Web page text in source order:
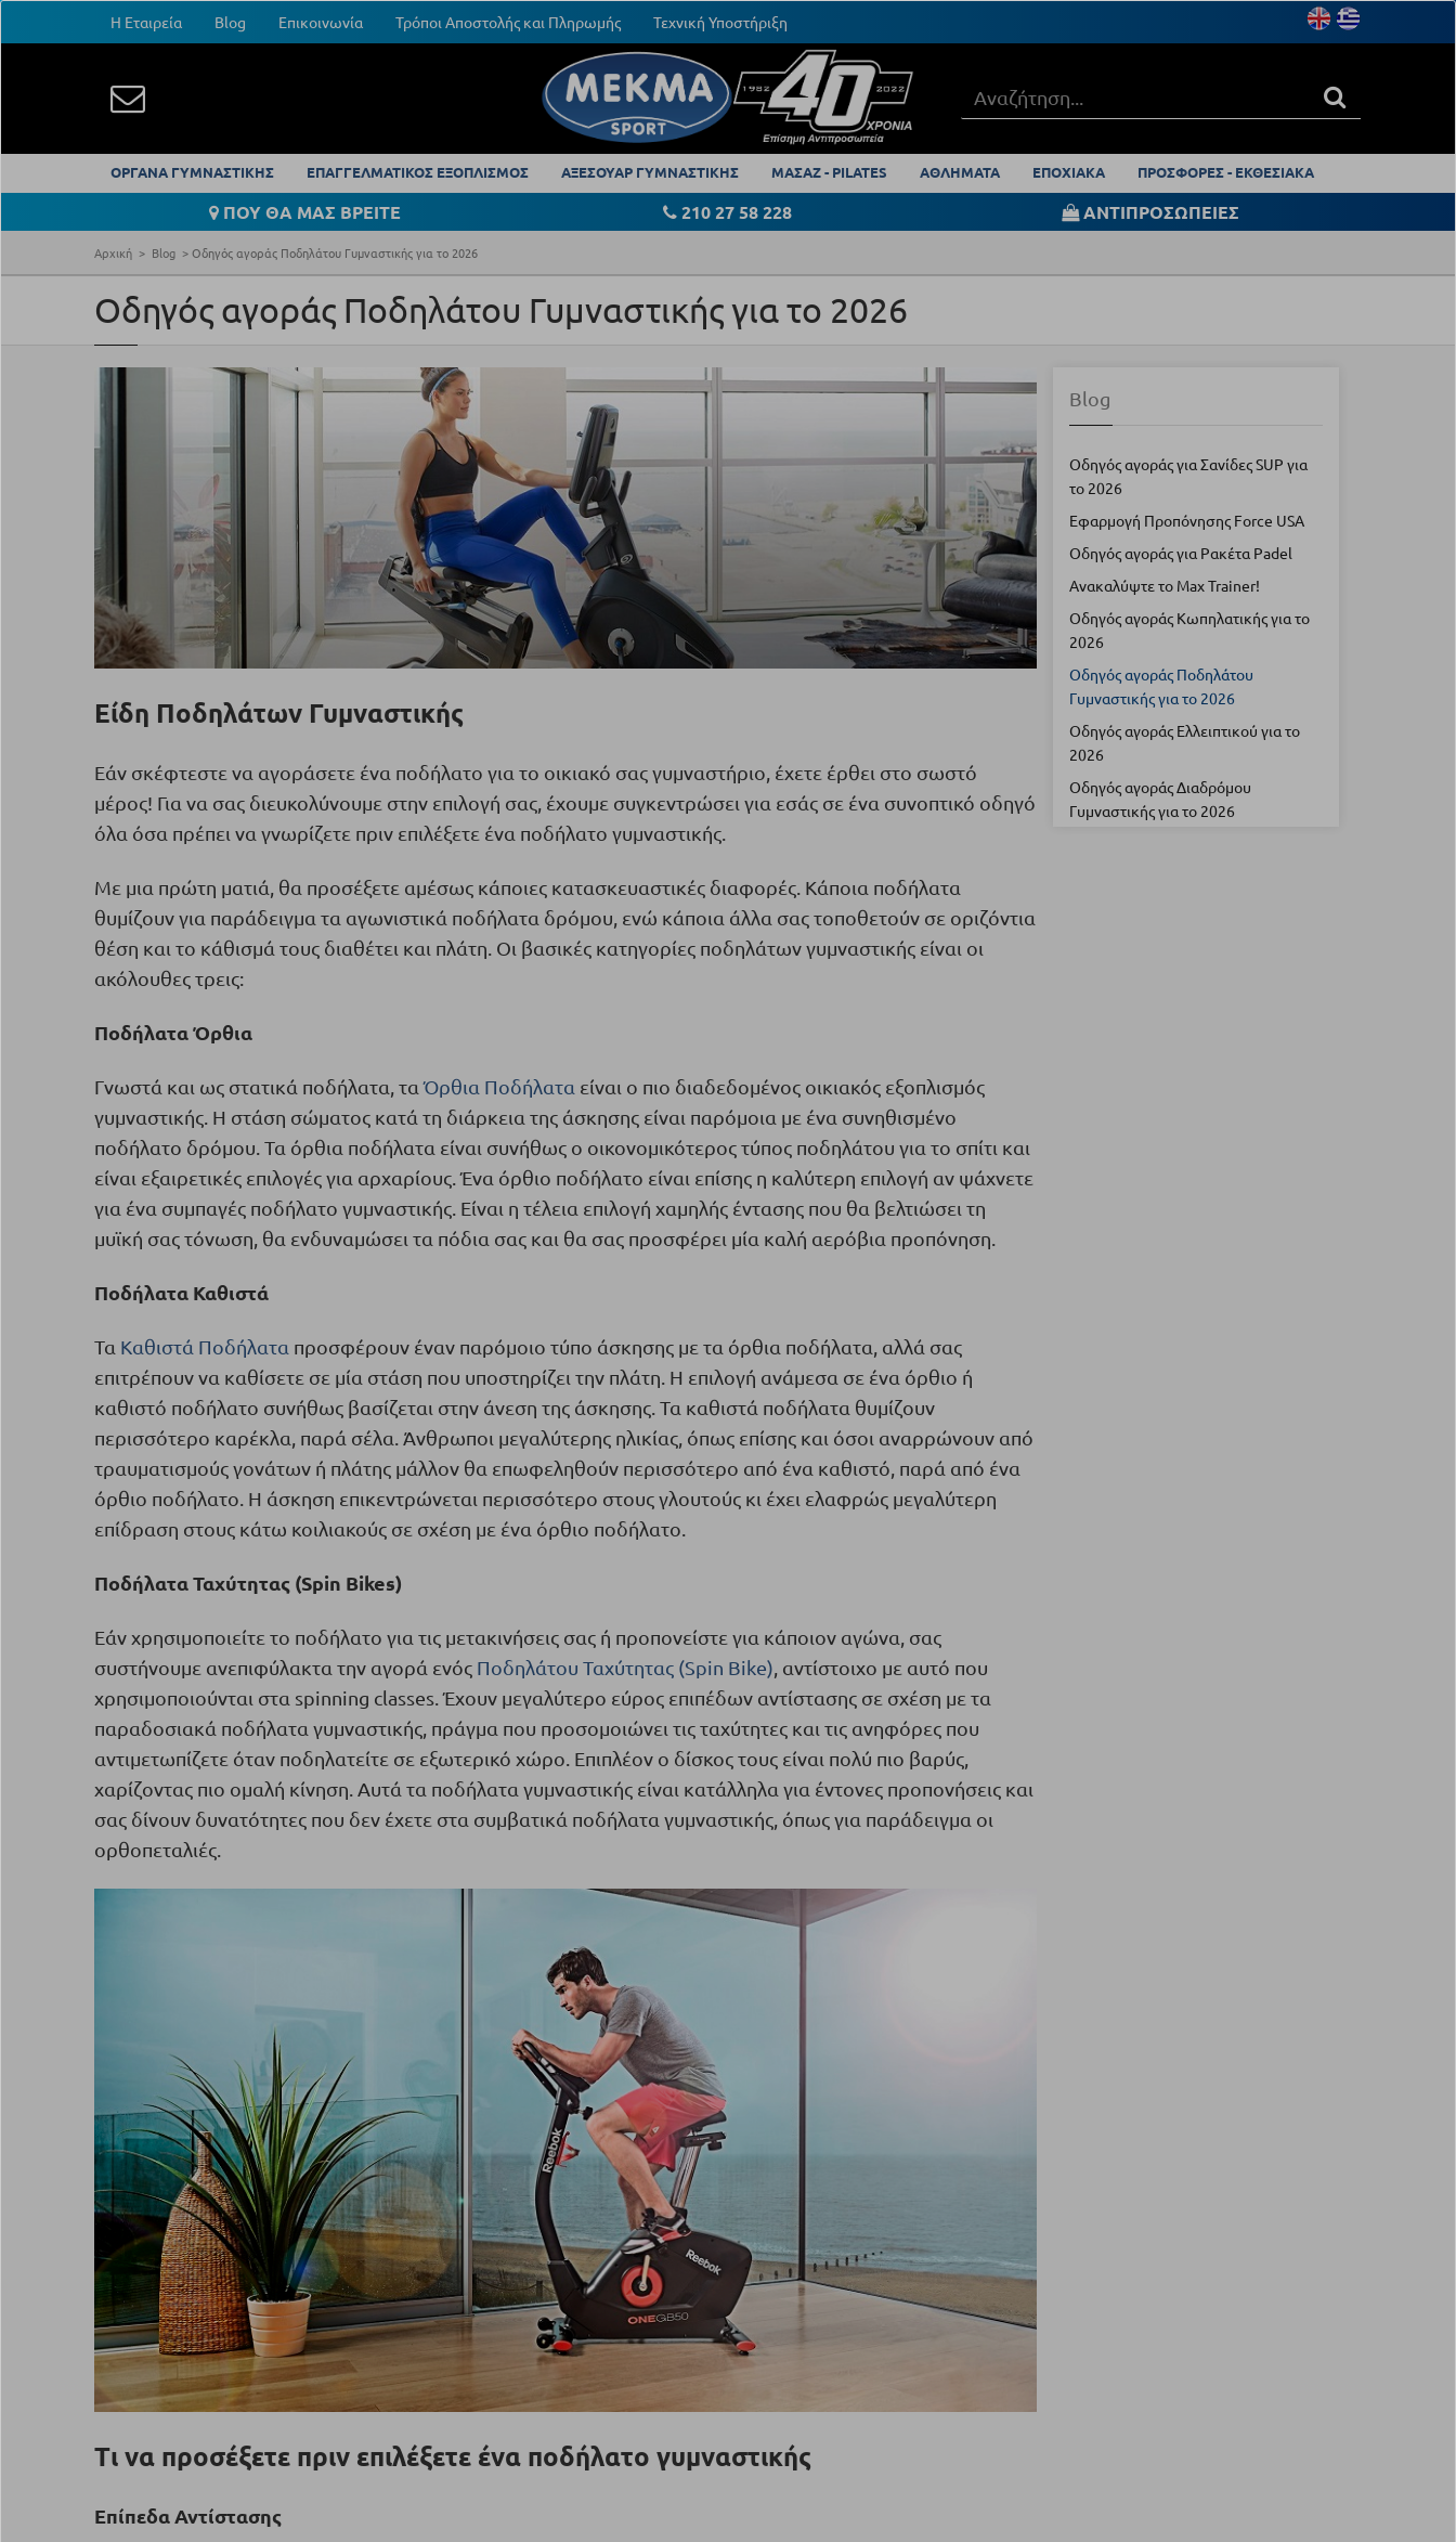
Η Εταιρεία Blog Επικοινωνία Τρόποι Αποστολής και Πληρωμής Τεχνική Υποστήριξη
ΟΡΓΑΝΑ ΓΥΜΝΑΣΤΙΚΗΣ ΕΠΑΓΓΕΛΜΑΤΙΚΟΣ ΕΞΟΠΛΙΣΜΟΣ ΑΞΕΣΟΥΑΡ ΓΥΜΝΑΣΤΙΚΗΣ ΜΑΣΑΖ - PILATES ΑΘΛΗΜΑΤΑ ΕΠΟΧΙΑΚΑ ΠΡΟΣΦΟΡΕΣ - ΕΚΘΕΣΙΑΚΑ
ΠΟΥ ΘΑ ΜΑΣ ΒΡΕΙΤΕ 210 27 58 228 ΑΝΤΙΠΡΟΣΩΠΕΙΕΣ
Αρχική Blog Οδηγός αγοράς Ποδηλάτου Γυμναστικής για το 2026
Οδηγός αγοράς Ποδηλάτου Γυμναστικής για το 2026
Είδη Ποδηλάτων Γυμναστικής
Εάν σκέφτεστε να αγοράσετε ένα ποδήλατο για το οικιακό σας γυμναστήριο, έχετε έρθει στο σωστό
μέρος! Για να σας διευκολύνουμε στην επιλογή σας, έχουμε συγκεντρώσει για εσάς σε ένα συνοπτικό οδηγό
όλα όσα πρέπει να γνωρίζετε πριν επιλέξετε ένα ποδήλατο γυμναστικής.
Με μια πρώτη ματιά, θα προσέξετε αμέσως κάποιες κατασκευαστικές διαφορές. Κάποια ποδήλατα
θυμίζουν για παράδειγμα τα αγωνιστικά ποδήλατα δρόμου, ενώ κάποια άλλα σας τοποθετούν σε οριζόντια
θέση και το κάθισμά τους διαθέτει και πλάτη. Οι βασικές κατηγορίες ποδηλάτων γυμναστικής είναι οι
ακόλουθες τρεις:
Ποδήλατα Όρθια
Γνωστά και ως στατικά ποδήλατα, ταΌρθια Ποδήλατα είναι ο πιο διαδεδομένος οικιακός εξοπλισμός
γυμναστικής. Η στάση σώματος κατά τη διάρκεια της άσκησης είναι παρόμοια με ένα συνηθισμένο
ποδήλατο δρόμου. Τα όρθια ποδήλατα είναι συνήθως ο οικονομικότερος τύπος ποδηλάτου για το σπίτι και
είναι εξαιρετικές επιλογές για αρχαρίους. Ένα όρθιο ποδήλατο είναι επίσης η καλύτερη επιλογή αν ψάχνετε
για ένα συμπαγές ποδήλατο γυμναστικής. Είναι η τέλεια επιλογή χαμηλής έντασης που θα βελτιώσει τη
μυϊκή σας τόνωση, θα ενδυναμώσει τα πόδια σας και θα σας προσφέρει μία καλή αερόβια προπόνηση.
Ποδήλατα Καθιστά
Τα Καθιστά Ποδήλατα προσφέρουν έναν παρόμοιο τύπο άσκησης με τα όρθια ποδήλατα, αλλά σας
επιτρέπουν να καθίσετε σε μία στάση που υποστηρίζει την πλάτη. Η επιλογή ανάμεσα σε ένα όρθιο ή
καθιστό ποδήλατο συνήθως βασίζεται στην άνεση της άσκησης. Τα καθιστά ποδήλατα θυμίζουν
περισσότερο καρέκλα, παρά σέλα. Άνθρωποι μεγαλύτερης ηλικίας, όπως επίσης και όσοι αναρρώνουν από
τραυματισμούς γονάτων ή πλάτης μάλλον θα επωφεληθούν περισσότερο από ένα καθιστό, παρά από ένα
όρθιο ποδήλατο. Η άσκηση επικεντρώνεται περισσότερο στους γλουτούς κι έχει ελαφρώς μεγαλύτερη
επίδραση στους κάτω κοιλιακούς σε σχέση με ένα όρθιο ποδήλατο.
Ποδήλατα Ταχύτητας (Spin Bikes)
Εάν χρησιμοποιείτε το ποδήλατο για τις μετακινήσεις σας ή προπονείστε για κάποιον αγώνα, σας
συστήνουμε ανεπιφύλακτα την αγορά ενός Ποδηλάτου Ταχύτητας (Spin Bike) , αντίστοιχο με αυτό που
χρησιμοποιούνται στα spinning classes. Έχουν μεγαλύτερο εύρος επιπέδων αντίστασης σε σχέση με τα
παραδοσιακά ποδήλατα γυμναστικής, πράγμα που προσομοιώνει τις ταχύτητες και τις ανηφόρες που
αντιμετωπίζετε όταν ποδηλατείτε σε εξωτερικό χώρο. Επιπλέον ο δίσκος τους είναι πολύ πιο βαρύς,
χαρίζοντας πιο ομαλή κίνηση. Αυτά τα ποδήλατα γυμναστικής είναι κατάλληλα για έντονες προπονήσεις και
σας δίνουν δυνατότητες που δεν έχετε στα συμβατικά ποδήλατα γυμναστικής, όπως για παράδειγμα οι
ορθοπεταλιές.
Τι να προσέξετε πριν επιλέξετε ένα ποδήλατο γυμναστικής
Επίπεδα Αντίστασης
Blog
Οδηγός αγοράς για Σανίδες SUP για
το 2026
Εφαρμογή Προπόνησης Force USA
Οδηγός αγοράς για Ρακέτα Padel
Ανακαλύψτε το Max Trainer!
Οδηγός αγοράς Κωπηλατικής για το
2026
Οδηγός αγοράς Ποδηλάτου
Γυμναστικής για το 2026
Οδηγός αγοράς Ελλειπτικού για το
2026
Οδηγός αγοράς Διαδρόμου
Γυμναστικής για το 2026